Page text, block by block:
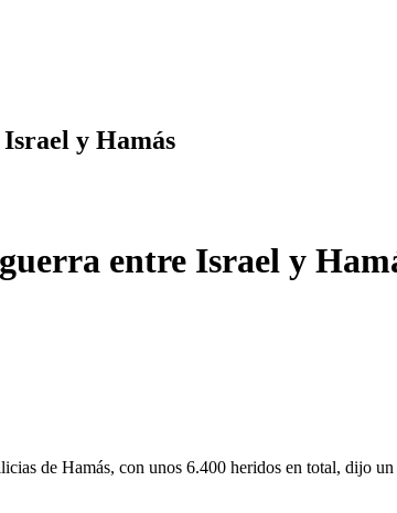
y Hamás
entre Israel y
de Hamás, con unos 6.400 heridos en total, dijo